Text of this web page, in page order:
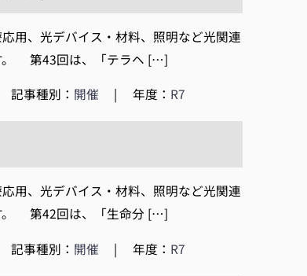
用、光デバイス・材料、照明など光関連
。 第43回は、「テラヘ […]
記事種別： 開催 | 年度： R7
用、光デバイス・材料、照明など光関連
。 第42回は、「生命分 […]
記事種別： 開催 | 年度： R7